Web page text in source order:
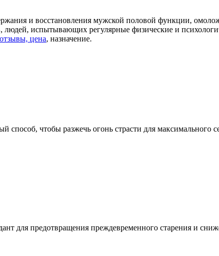
и восстановления мужской половой функции,
испытывающих регулярные физические и
цена, назначение.
чтобы разжечь огонь страсти для максимального
для предотвращения преждевременного старения и